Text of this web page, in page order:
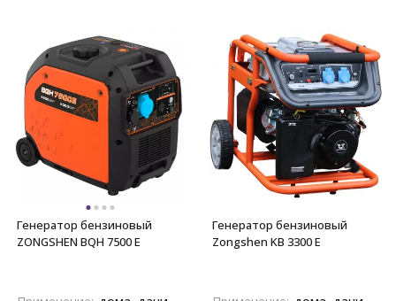
Генератор бензиновый
ZONGSHEN BQH 7500 E
Генератор бензиновый
Zongshen KB 3300 E